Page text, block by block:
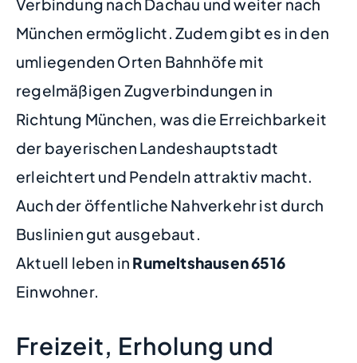
Verbindung nach Dachau und weiter nach
München ermöglicht. Zudem gibt es in den
umliegenden Orten Bahnhöfe mit
regelmäßigen Zugverbindungen in
Richtung München, was die Erreichbarkeit
der bayerischen Landeshauptstadt
erleichtert und Pendeln attraktiv macht.
Auch der öffentliche Nahverkehr ist durch
Buslinien gut ausgebaut.
Aktuell leben in Rumeltshausen6516
Einwohner.
Freizeit, Erholung und